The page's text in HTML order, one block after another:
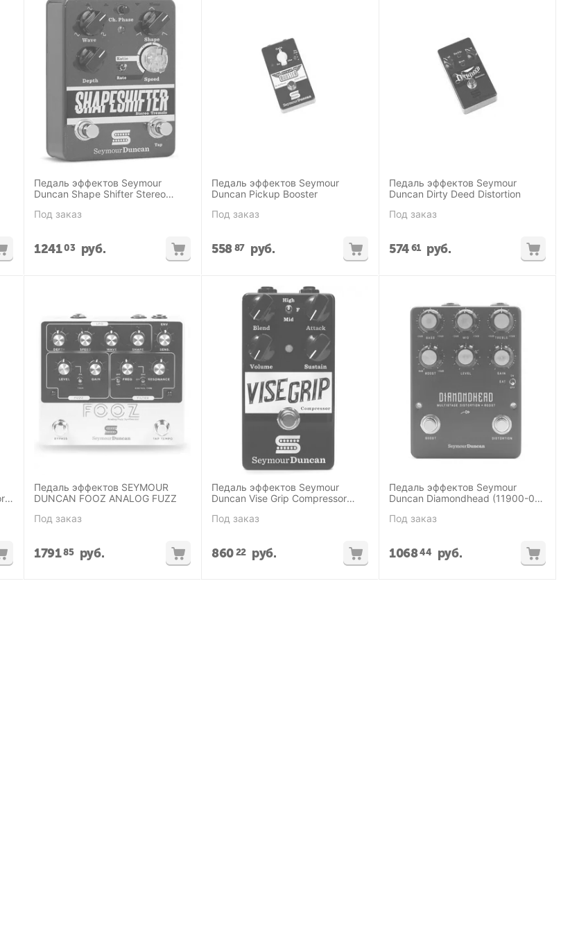
Педаль эффектов Seymour
Duncan Shape Shifter Stereo
Под заказ
124103 руб.
Педаль эффектов Seymour
Duncan Pickup Booster
Под заказ
55887 руб.
Педаль эффектов Seymour
Duncan Dirty Deed Distortion
Под заказ
57461 руб.
Педаль эффектов SEYMOUR
DUNCAN FOOZ ANALOG FUZZ
Под заказ
179185 руб.
Педаль эффектов Seymour
Duncan Vise Grip Compressor
Под заказ
86022 руб.
Педаль эффектов Seymour
Duncan Diamondhead (11900-016
Pedal)
Под заказ
106844 руб.